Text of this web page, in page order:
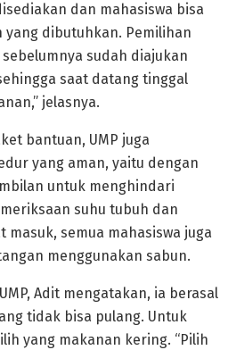
dan mahasiswa bisa
yang dibutuhkan. Pemilihan
sudah diajukan
saat datang tinggal
jelasnya.
bantuan, UMP juga
yang aman, yaitu dengan
untuk menghindari
suhu tubuh dan
masuk, semua mahasiswa juga
menggunakan sabun.
Adit mengatakan, ia berasal
tidak bisa pulang. Untuk
yang makanan kering. “Pilih